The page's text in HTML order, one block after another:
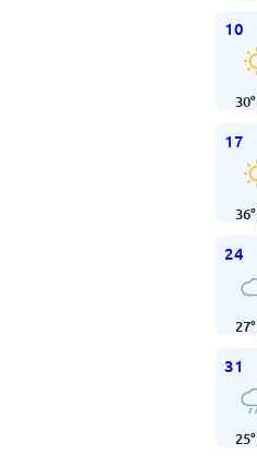
10
30°
17
36°
24
27°
31
25°